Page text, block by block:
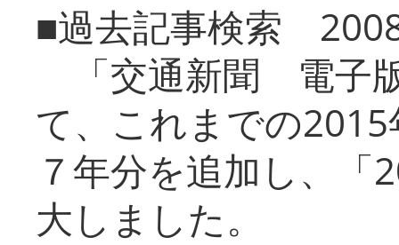
■過去記事検索
「交通新聞 電子
て、これまでの
７年分を追加し、「
大しまし